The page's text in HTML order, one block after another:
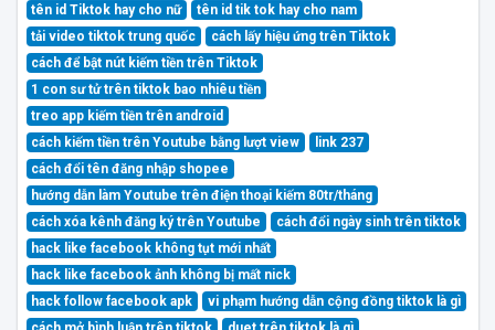
tên id Tiktok hay cho nữ
tên id tik tok hay cho nam
tải video tiktok trung quốc
cách lấy hiệu ứng trên Tiktok
cách để bật nút kiếm tiền trên Tiktok
1 con sư tử trên tiktok bao nhiêu tiền
treo app kiếm tiền trên android
cách kiếm tiền trên Youtube bằng lượt view
link 237
cách đổi tên đăng nhập shopee
hướng dẫn làm Youtube trên điện thoại kiếm 80tr/tháng
cách xóa kênh đăng ký trên Youtube
cách đổi ngày sinh trên tiktok
hack like facebook không tụt mới nhất
hack like facebook ảnh không bị mất nick
hack follow facebook apk
vi phạm hướng dẫn cộng đồng tiktok là gì